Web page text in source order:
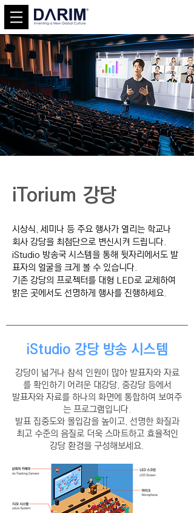
iTorium 강당
시상식, 세미나 등 주요 행사가 열리는 학교나
회사 강당을 최첨단으로 변신시켜 드립니다.
iStudio 방송국 시스템을 통해 뒷자리에서도 발
표자의 얼굴을 크게 볼 수 있습니다.
​기존 강당의 프로젝터를 대형 LED로 교체하여
밝은 곳에서도 선명하게 행사를 진행하세요.
iStudio 강당 방송 시스템
강당이 넓거나 참석 인원이 많아 발표자와 자료
를 확인하기 어려운 대강당, 중강당 등에서
발표자와 자료를 하나의 화면에 통합하여 보여주
는 프로그램입니다.
발표 집중도와 몰입감을 높이고, 선명한 화질과
최고 수준의 음질로 더욱 스마트하고 효율적인
강당 환경을 구성해보세요.